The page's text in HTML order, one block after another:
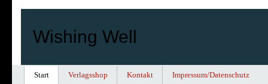
Wishing Well
Start Verlagsshop Kontakt Impressum/Datenschutz